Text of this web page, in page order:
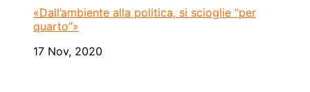
«Dall’ambiente alla politica, si scioglie “per
quarto”»
17 Nov, 2020